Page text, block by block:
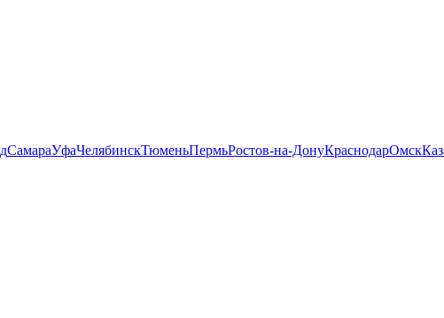
СамараУфаЧелябинскТюменьПермьРостов-на-ДонуКраснодарОмск